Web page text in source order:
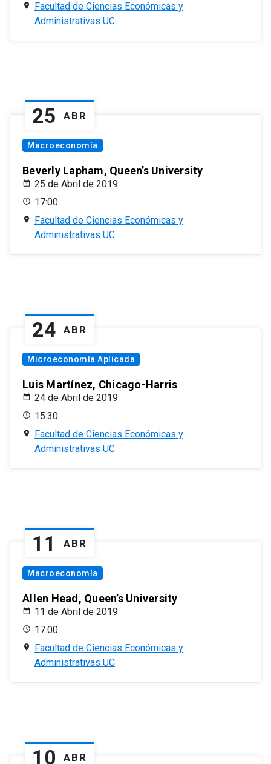
Facultad de Ciencias Económicas y
Administrativas UC
25 ABR
Macroeconomía
Beverly Lapham, Queen’s University
25 de Abril de 2019
17:00
Facultad de Ciencias Económicas y
Administrativas UC
24 ABR
Microeconomía Aplicada
Luis Martínez, Chicago-Harris
24 de Abril de 2019
15:30
Facultad de Ciencias Económicas y
Administrativas UC
11 ABR
Macroeconomía
Allen Head, Queen’s University
11 de Abril de 2019
17:00
Facultad de Ciencias Económicas y
Administrativas UC
10 ABR